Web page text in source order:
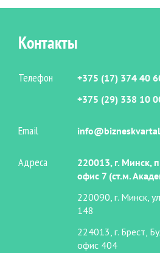
Контакты
Телефон
+375 (17) 374 40
+375 (29) 338 10
Email
Адреса
220013, г. Минск,
офис 7 (ст.м.
220090, г. Минск,
148
224013, г. Брест,
офис 404